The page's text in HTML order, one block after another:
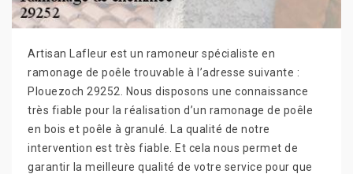
Artisan Lafleur est un ramoneur spécialiste en
ramonage de poêle trouvable à l’adresse suivante :
Plouezoch 29252. Nous disposons une connaissance
très fiable pour la réalisation d’un ramonage de poêle
en bois et poêle à granulé. La qualité de notre
intervention est très fiable. Et cela nous permet de
garantir la meilleure qualité de votre service pour que